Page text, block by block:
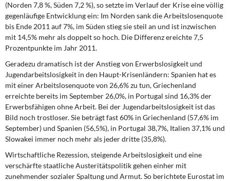
(Norden 7,8 %, Süden 7,2 %), so setzte im Verlauf der Krise eine völlig
gegenläufige Entwicklung ein: Im Norden sank die Arbeitslosenquote
bis Ende 2011 auf 7%, im Süden stieg sie steil an und ist inzwischen
mit 14,5% mehr als doppelt so hoch. Die Differenz ereichte 7,5
Prozentpunkte im Jahr 2011.
Geradezu dramatisch ist der Anstiegvon Erwerbslosigkeit und
Jugendarbeitslosigkeit in den Haupt-Krisenländern: Spanien hat es
mit einer Arbeitslosenquote von 26,6% zu tun, Griechenland
erreichte bereits im September 26,0%, in Portugal sind 16,3% der
Erwerbsfähigen ohne Arbeit. Bei der Jugendarbeitslosigkeit ist das
Bild noch trostloser. Sie beträgt fast 60% in Griechenland (57,6% im
September) und Spanien (56,5%), in Portugal 38,7%, Italien 37,1% und
Slowakei immer noch mehr als jeder dritte (35,8%).
Wirtschaftliche Rezession, steigende Arbeitslosigkeitund eine
verschärfte staatliche Austeritätspolitik gehen einher mit
zunehmender sozialer Spaltung und Armut. So berichtete Eurostat im